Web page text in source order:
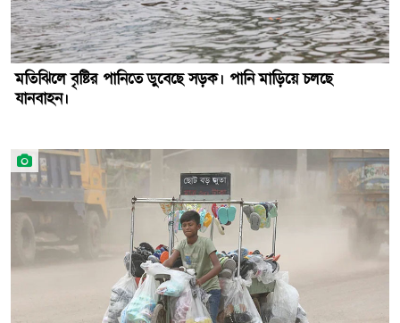
মতিঝিলে বৃষ্টির পানিতে ডুবেছে সড়ক। পানি মাড়িয়ে চলছে
যানবাহন।